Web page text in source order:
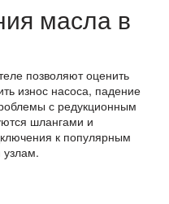
масла в
позволяют оценить
износ насоса, падение
с редукционным
шлангами и
к популярным